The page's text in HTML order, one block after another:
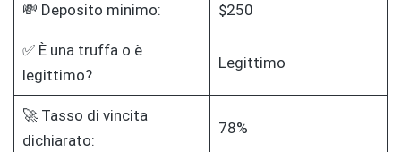
💸 Deposito minimo: $250
✅ È una truffa o è
legittimo?
Legittimo
🚀 Tasso di vincita
dichiarato:
78%